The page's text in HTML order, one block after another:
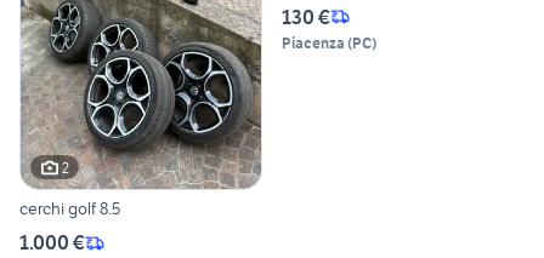
2
cerchi golf 8.5
1.000 €
130 €
Piacenza (PC)